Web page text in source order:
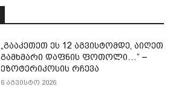
„გააკეთეთ ეს 12 აგვისტომდე, აიღეთ
გამხმარი დაფნის ფოთოლი…“ –
ეზოტერიკოსის რჩევა
6 აგვისტო 2026